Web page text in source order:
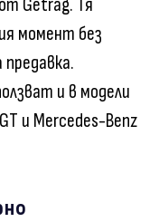
Getrag. Тя
момент без
и в модели
и Mercedes-Benz